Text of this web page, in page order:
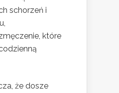
schorzeń i
które
że dosze